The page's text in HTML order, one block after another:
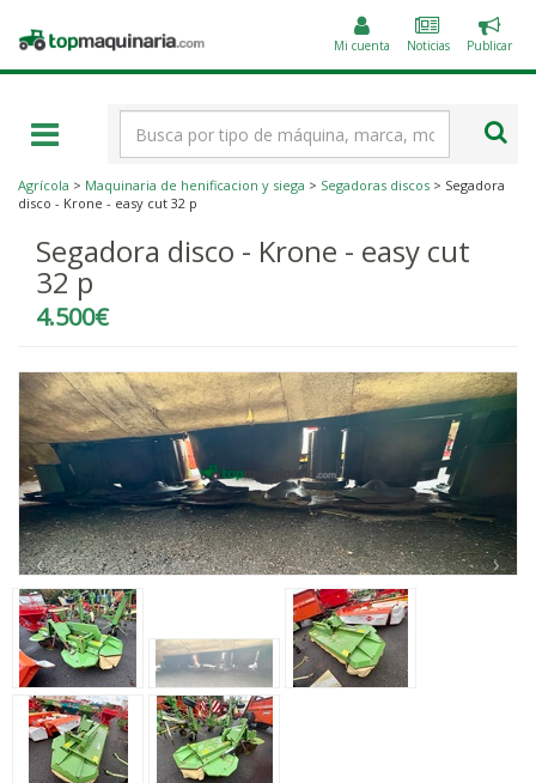
Topmaquinaria.com Mi cuenta Noticias
un
Publicar
Agrícola > Maquinaria de henificacion y siega > Segadoras discos > Segadora
disco - Krone - easy cut 32 p
Segadora disco - Krone - easy cut
32 p
4.500€
‹ ›